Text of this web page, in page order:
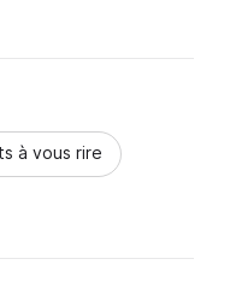
à vous rire